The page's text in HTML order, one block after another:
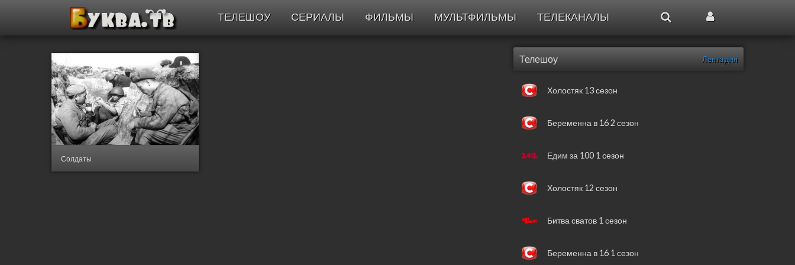
ТЕЛЕШОУ СЕРИАЛЫ ФИЛЬМЫ МУЛЬТФИЛЬМЫ ТЕЛЕКАНАЛЫ
Солдаты
Телешоу Лента дня
Холостяк 13 сезон
Беременна в 16 2 сезон
Едим за 100 1 сезон
Холостяк 12 сезон
Битва сватов 1 сезон
Беременна в 16 1 сезон